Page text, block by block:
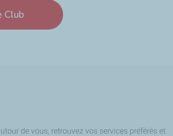
Club
de vous, retrouvez vos services préférés et